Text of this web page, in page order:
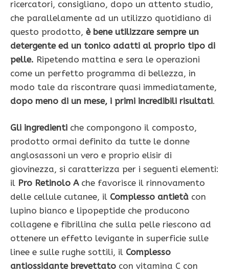
ricercatori, consigliano, dopo un attento studio,
che parallelamente ad un utilizzo quotidiano di
questo prodotto, è bene utilizzare sempre un
detergente ed un tonico adatti al proprio tipo di
pelle. Ripetendo mattina e sera le operazioni
come un perfetto programma di bellezza, in
modo tale da riscontrare quasi immediatamente,
dopo meno di un mese, i primi incredibili risultati.
Gli ingredienti che compongono il composto,
prodotto ormai definito da tutte le donne
anglosassoni un vero e proprio elisir di
giovinezza, si caratterizza per i seguenti elementi:
il Pro Retinolo Ache favorisce il rinnovamento
delle cellule cutanee, il Complesso antietà con
lupino bianco e lipopeptide che producono
collagene e fibrillina che sulla pelle riescono ad
ottenere un effetto levigante in superficie sulle
linee e sulle rughe sottili, il Complesso
antiossidante brevettato con vitamina C con